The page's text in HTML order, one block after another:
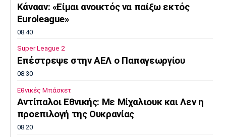
Κάνααν: «Είμαι ανοικτός να παίξω εκτός
Euroleague»
08:40
Super League 2
Επέστρεψε στην ΑΕΛ ο Παπαγεωργίου
08:30
Εθνικές Μπάσκετ
Αντίπαλοι Εθνικής: Με Μίχαλιουκ και Λεν η
προεπιλογή της Ουκρανίας
08:20